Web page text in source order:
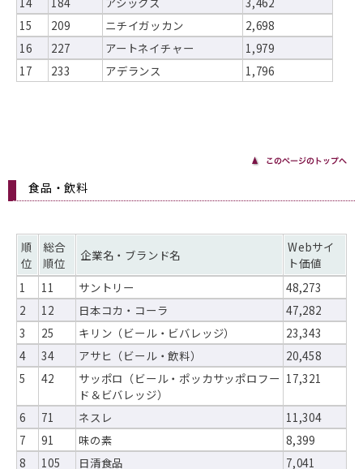
15
209 ニチイガッカン
2,698
16
227 アートネイチャー
1,979
17
233 アデランス 1,796
食品・飲料
順
位
総合
順位
企業名・ブランド名
Webサイ
ト価値
1
11 サントリー
48,273
2
12 日本コカ・コーラ
47,282
3
25 キリン（ビール・ビバレッジ）
23,343
4
34 アサヒ（ビール・飲料）
20,458
5
42
サッポロ（ビール・ポッカサッポロフー
ド＆ビバレッジ）
17,321
6 71 ネスレ
11,304
7
91 味の素
8,399
8
105 日清食品
7,041